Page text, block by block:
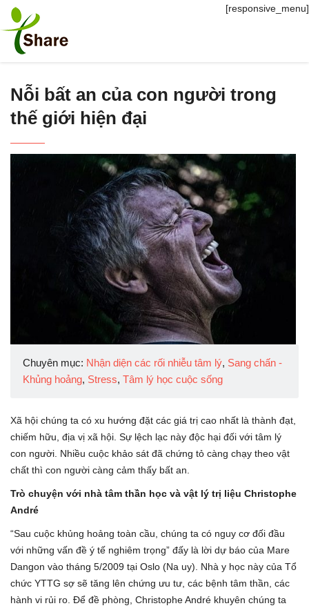
[responsive_menu]
Nỗi bất an của con người trong
thế giới hiện đại
Chuyên mục: Nhận diện các rối nhiễu tâm lý, Sang chấn -
Khủng hoảng, Stress, Tâm lý học cuộc sống
Xã hội chúng ta có xu hướng đặt các giá trị cao nhất là thành đạt,
chiếm hữu, địa vị xã hội. Sự lệch lạc này độc hại đối với tâm lý
con người. Nhiều cuộc khảo sát đã chứng tỏ càng chạy theo vật
chất thì con người càng cảm thấy bất an.
Trò chuyện với nhà tâm thần học và vật lý trị liệu Christophe
André
“Sau cuộc khủng hoảng toàn cầu, chúng ta có nguy cơ đối đầu
với những vấn đề ý tế nghiêm trọng” đấy là lời dự báo của Mare
Dangon vào tháng 5/2009 tại Oslo (Na uy). Nhà y học này của Tổ
chức YTTG sợ sẽ tăng lên chứng ưu tư, các bệnh tâm thần, các
hành vi rủi ro. Để đề phòng, Christophe André khuyên chúng ta